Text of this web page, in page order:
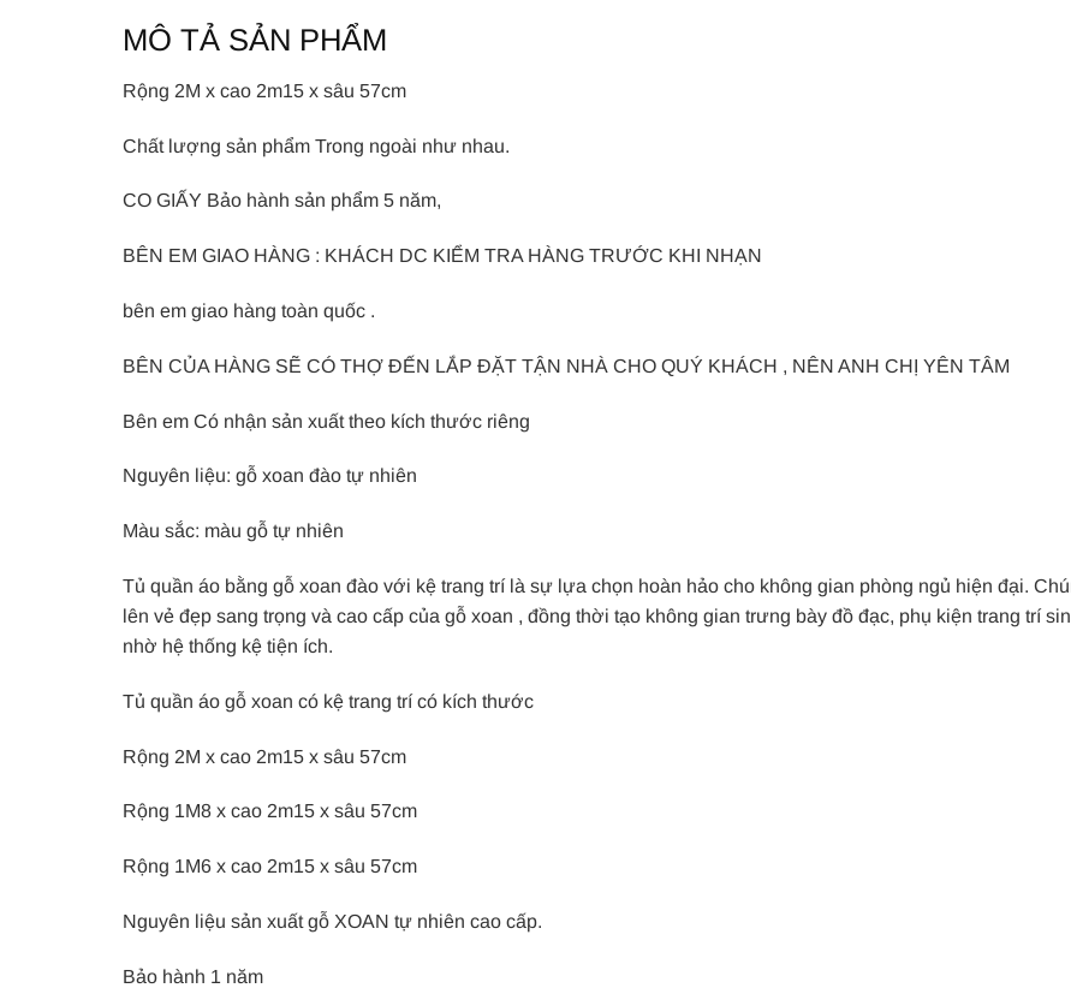
MÔ TẢ SẢN PHẨM
Rộng 2M x cao 2m15 x sâu 57cm
Chất lượng sản phẩm Trong ngoài như nhau.
CO GIẤY Bảo hành sản phẩm 5 năm,
BÊN EM GIAO HÀNG : KHÁCH DC KIỂM TRA HÀNG TRƯỚC KHI NHẠN
bên em giao hàng toàn quốc .
BÊN CỦA HÀNG SẼ CÓ THỢ ĐẾN LẮP ĐẶT TẬN NHÀ CHO QUÝ KHÁCH , NÊN ANH CHỊ YÊN TÂM
Bên em Có nhận sản xuất theo kích thước riêng
Nguyên liệu: gỗ xoan đào tự nhiên
Màu sắc: màu gỗ tự nhiên
Tủ quần áo bằng gỗ xoan đào với kệ trang trí là sự lựa chọn hoàn hảo cho không gian phòng ngủ hiện đại.
lên vẻ đẹp sang trọng và cao cấp của gỗ xoan , đồng thời tạo không gian trưng bày đồ đạc, phụ kiện trang trí
nhờ hệ thống kệ tiện ích.
Tủ quần áo gỗ xoan có kệ trang trí có kích thước
Rộng 2M x cao 2m15 x sâu 57cm
Rộng 1M8 x cao 2m15 x sâu 57cm
Rộng 1M6 x cao 2m15 x sâu 57cm
Nguyên liệu sản xuất gỗ XOAN tự nhiên cao cấp.
Bảo hành 1 năm